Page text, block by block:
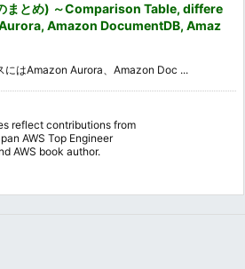
まとめ) ～Comparison Table, differe
Amazon DocumentDB, Amaz
にはAmazon Aurora、Amazon Doc ...
reflect contributions from
AWS Top Engineer
AWS book author.